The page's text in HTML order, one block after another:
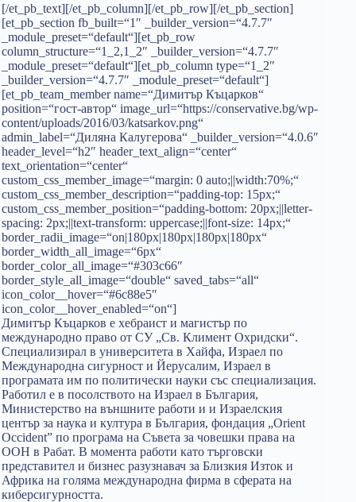
[/et_pb_text][/et_pb_column][/et_pb_row][/et_pb_section]
[et_pb_section fb_built=“1″ _builder_version=“4.7.7″
_module_preset=“default“][et_pb_row
column_structure=“1_2,1_2″ _builder_version=“4.7.7″
_module_preset=“default“][et_pb_column type=“1_2″
_builder_version=“4.7.7″ _module_preset=“default“]
[et_pb_team_member name=“Димитър Къцарков“
position=“гост-автор“ image_url=“https://conservative.bg/wp-
content/uploads/2016/03/katsarkov.png“
admin_label=“Диляна Калугерова“ _builder_version=“4.0.6″
header_level=“h2″ header_text_align=“center“
text_orientation=“center“
custom_css_member_image=“margin: 0 auto;||width:70%;“
custom_css_member_description=“padding-top: 15px;“
custom_css_member_position=“padding-bottom: 20px;||letter-
spacing: 2px;||text-transform: uppercase;||font-size: 14px;“
border_radii_image=“on|180px|180px|180px|180px“
border_width_all_image=“6px“
border_color_all_image=“#303c66″
border_style_all_image=“double“ saved_tabs=“all“
icon_color__hover=“#6c88e5″
icon_color__hover_enabled=“on“]
Димитър Къцарков e хебраист и магистър по
международно право от СУ „Св. Климент Охридски“.
Специализирал в университета в Хайфа, Израел по
Международна сигурност и Йерусалим, Израел в
програмата им по политически науки със специализация.
Работил е в посолството на Израел в България,
Министерство на външните работи и и Израелския
център за наука и култура в България, фондация „Orient
Occident” по програма на Съвета за човешки права на
ООН в Рабат. В момента работи като търговски
представител и бизнес разузнавач за Близкия Изток и
Африка на голяма международна фирма в сферата на
киберсигурността.